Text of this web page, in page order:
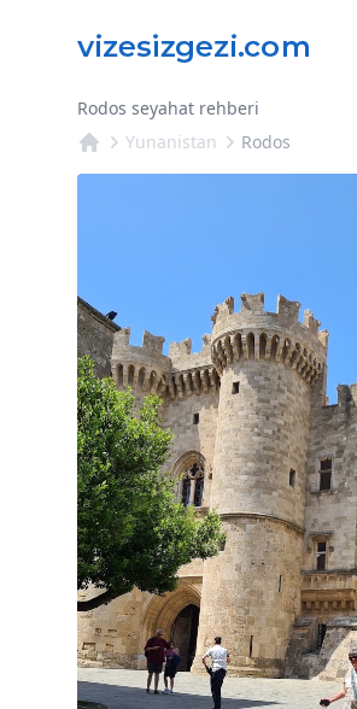
Rodos seyahat rehberi
Yunanistan
Rodos